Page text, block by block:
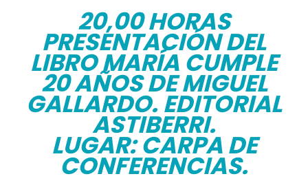
20,00 HORAS
PRESENTACIÓN DEL
LIBRO MARÍA CUMPLE
20 AÑOS DE MIGUEL
GALLARDO. EDITORIAL
ASTIBERRI.
LUGAR: CARPA DE
CONFERENCIAS.